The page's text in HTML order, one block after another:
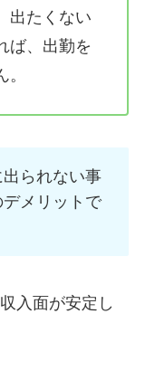
出たくない
ば、出勤を
られない事
メリットで
入面が安定し